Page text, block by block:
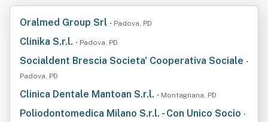
Oralmed Group Srl • Padova, PD
Clinika S.r.l. • Padova, PD
Socialdent Brescia Societa' Cooperativa Sociale •
Padova, PD
Clinica Dentale Mantoan S.r.l. • Montagnana, PD
Poliodontomedica Milano S.r.l. - Con Unico Socio •